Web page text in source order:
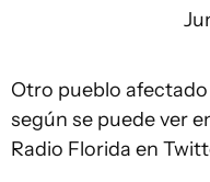
Otro pueblo
según se puede ver
Radio Florida en